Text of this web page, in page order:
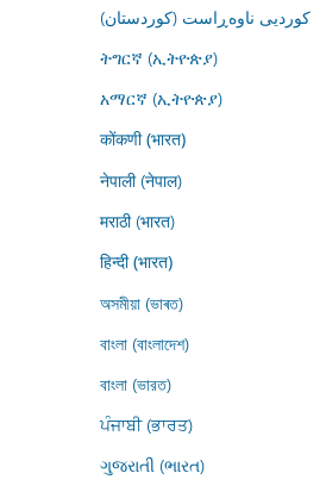
کوردیی ناوەڕاست (کوردستان)
ትግርኛ (ኢትዮጵያ)
አማርኛ (ኢትዮጵያ)
कोंकणी (भारत)
नेपाली (नेपाल)
मराठी (भारत)
हिन्दी (भारत)
অসমীয়া (ভাৰত)
বাংলা (বাংলাদেশ)
বাংলা (ভারত)
ਪੰਜਾਬੀ (ਭਾਰਤ)
ગુજરાતી (ભારત)